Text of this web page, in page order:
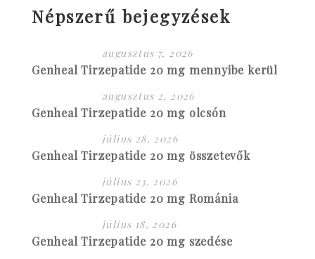
Népszerű bejegyzések
augusztus 7, 2026
Genheal Tirzepatide 20 mg mennyibe kerül
augusztus 2, 2026
Genheal Tirzepatide 20 mg olcsón
július 28, 2026
Genheal Tirzepatide 20 mg összetevők
július 23, 2026
Genheal Tirzepatide 20 mg Románia
július 18, 2026
Genheal Tirzepatide 20 mg szedése